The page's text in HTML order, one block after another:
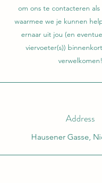
om ons te contacteren
waarmee we je kunnen
ernaar uit jou (en
viervoeter(s))
verwelkomen!
Address
Hausener Gasse,